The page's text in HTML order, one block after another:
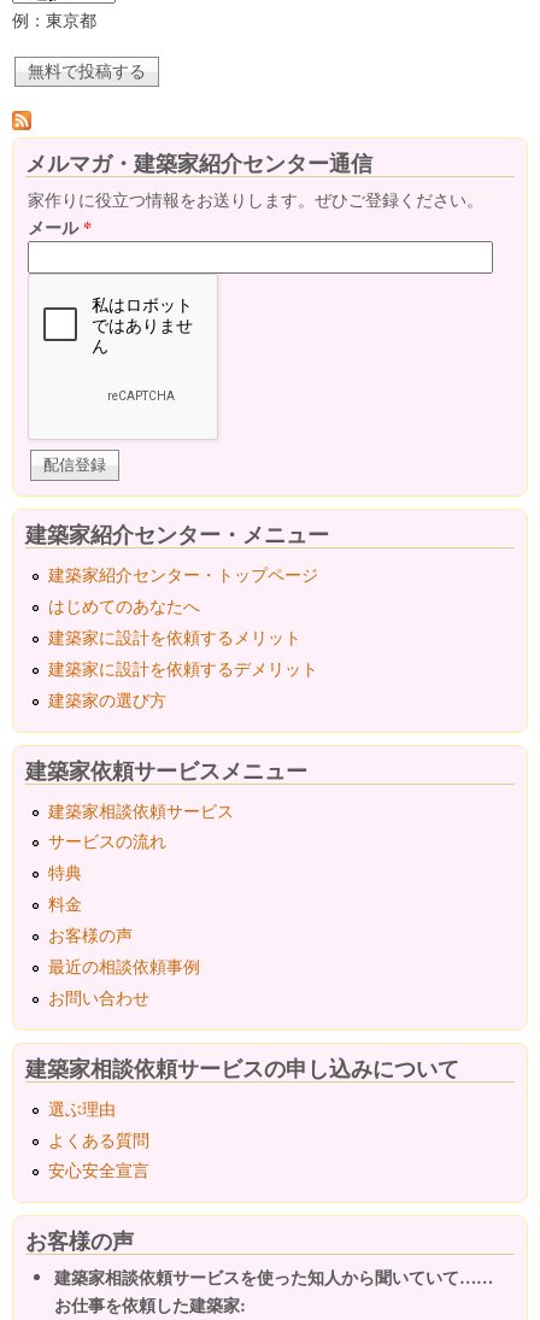
例：東京都
メルマガ・建築家紹介センター通信
家作りに役立つ情報をお送りします。ぜひご登録ください。
メール*
建築家紹介センター・メニュー
建築家紹介センター・トップページ
はじめてのあなたへ
建築家に設計を依頼するメリット
建築家に設計を依頼するデメリット
建築家の選び方
建築家依頼サービスメニュー
建築家相談依頼サービス
サービスの流れ
特典
料金
お客様の声
最近の相談依頼事例
お問い合わせ
建築家相談依頼サービスの申し込みについて
選ぶ理由
よくある質問
安心安全宣言
お客様の声
建築家相談依頼サービスを使った知人から聞いていて……
お仕事を依頼した建築家: